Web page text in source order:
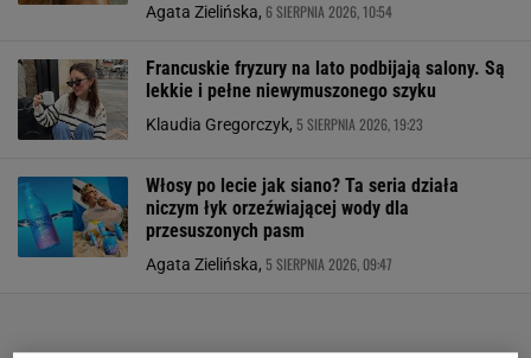
Agata Zielińska, 6 SIERPNIA 2026, 10:54
Francuskie fryzury na lato podbijają salony. Są
lekkie i pełne niewymuszonego szyku
Klaudia Gregorczyk, 5 SIERPNIA 2026, 19:23
Włosy po lecie jak siano? Ta seria działa
niczym łyk orzeźwiającej wody dla
przesuszonych pasm
Agata Zielińska, 5 SIERPNIA 2026, 09:47